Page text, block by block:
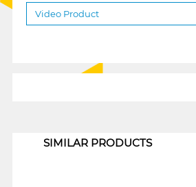
Video Product
SIMILAR PRODUCTS